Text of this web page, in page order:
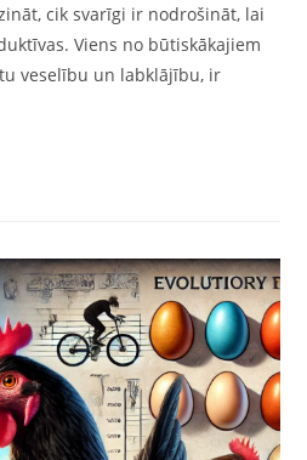
cik svarīgi ir nodrošināt, lai
Viens no būtiskākajiem
veselību un labklājību, ir